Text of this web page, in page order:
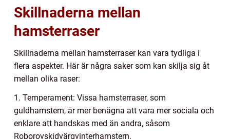
Skillnaderna mellan
hamsterraser
Skillnaderna mellan hamsterraser kan vara tydliga i
flera aspekter. Här är några saker som kan skilja sig åt
mellan olika raser:
1. Temperament: Vissa hamsterraser, som
guldhamstern, är mer benägna att vara mer sociala och
enklare att handskas med än andra, såsom
Roborovskidvärgvinterhamstern.